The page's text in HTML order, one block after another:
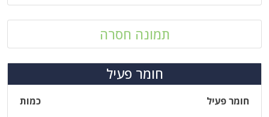
תמונה חסרה
חומר פעיל
חומר פעיל
כמות